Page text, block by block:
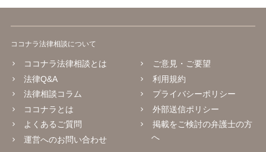
ココナラ法律相談について
ココナラ法律相談とは
法律Q&A
法律相談コラム
ココナラとは
よくあるご質問
運営へのお問い合わせ
ご意見・ご要望
利用規約
プライバシーポリシー
外部送信ポリシー
掲載をご検討の弁護士の方
へ